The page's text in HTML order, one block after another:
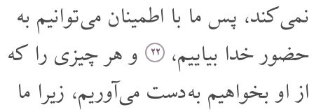
نمی کند، پس ما با اطمینان می توانیم به
حضور خدا بیاییم،
۲۲ و هر چیزی را که
از او بخواهیم به دست می آوریم، زیرا ما